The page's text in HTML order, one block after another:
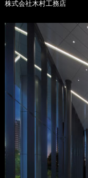
株式会社木村工務店